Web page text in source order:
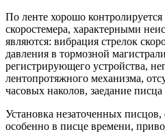
По ленте хорошо контролируется
скоростемера, характерными
являются: вибрация стрелок
давления в тормозной
регистрирующего устройства,
лентопротяжного механизма,
часовых наколов, заедание
Установка незаточенных
особенно в писце времени,